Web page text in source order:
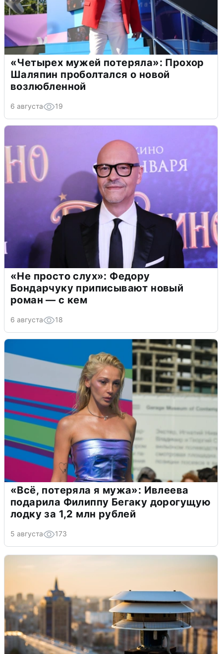
«Четырех мужей потеряла»: Прохор
Шаляпин проболтался о новой
возлюбленной
6 августа 19
«Не просто слух»: Федору
Бондарчуку приписывают новый
роман — с кем
6 августа 18
«Всё, потеряла я мужа»: Ивлеева
подарила Филиппу Бегаку дорогущую
лодку за 1,2 млн рублей
5 августа 173